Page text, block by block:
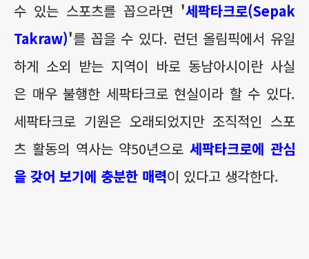
수 있는 스포츠를 꼽으라면 '세팍타크로(Sepak
Takraw)'를 꼽을 수 있다. 런던 올림픽에서 유일
하게 소외 받는 지역이 바로 동남아시이란 사실
은 매우 불행한 세팍타크로 현실이라 할 수 있다.
세팍타크로 기원은 오래되었지만 조직적인 스포
츠 활동의 역사는 약50년으로세팍타크로에 관심
을 갖어 보기에 충분한 매력이 있다고 생각한다.